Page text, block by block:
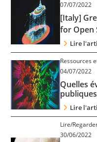
07/07/2022
[Italy]
for Open
Lire
Ressources
04/07/2022
Quelles
Lire
Lire/
30/06/2022